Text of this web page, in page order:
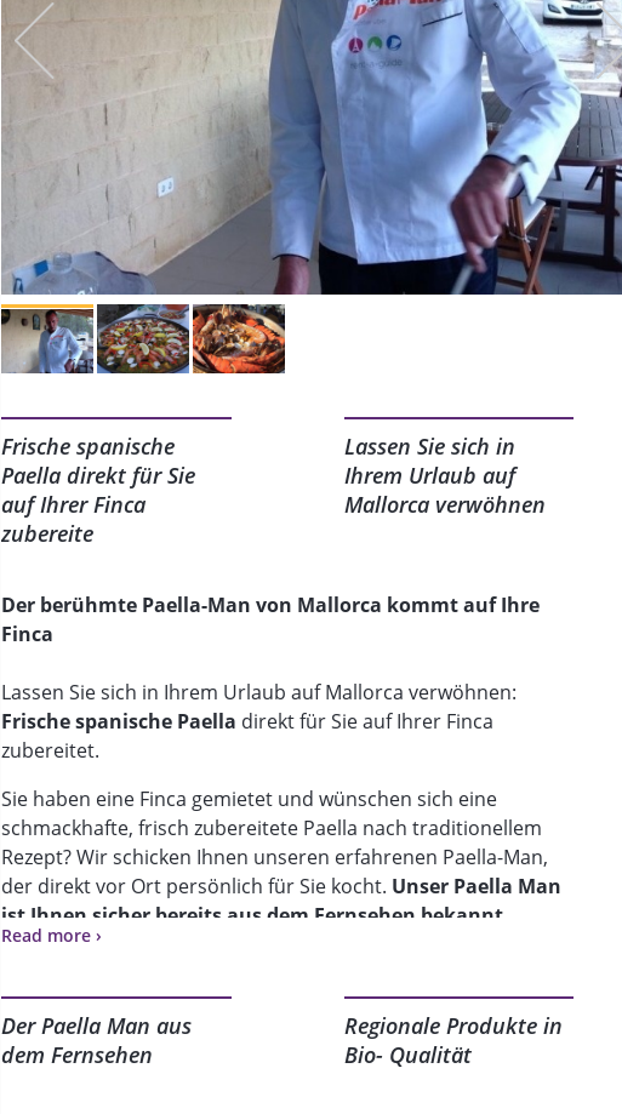
Frische spanische
Paella direkt für Sie
auf Ihrer Finca
zubereite
Lassen Sie sich in
Ihrem Urlaub auf
Mallorca verwöhnen
Der berühmte Paella-Man von Mallorca kommt auf Ihre
Finca
Lassen Sie sich in Ihrem Urlaub auf Mallorca verwöhnen:
Frische spanische Paella direkt für Sie auf Ihrer Finca
zubereitet.
Sie haben eine Finca gemietet und wünschen sich eine
schmackhafte, frisch zubereitete Paella nach traditionellem
Rezept? Wir schicken Ihnen unseren erfahrenen Paella-Man,
der direkt vor Ort persönlich für Sie kocht. Unser Paella Man
ist Ihnen sicher bereits aus dem Fernsehen bekannt
diverse Reportagen von Pro7, 3Sat und RTL haben die Einsätze
berühmt gemacht.
Frische Zutaten und mediterrane Kochkunst zaubern einen
Read more ›
Der Paella Man aus
dem Fernsehen
Regionale Produkte in
Bio- Qualität